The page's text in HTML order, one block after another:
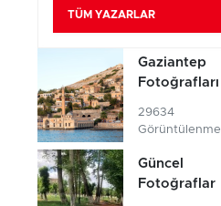
TÜM YAZARLAR
Gaziantep
Fotoğrafları
29634
Görüntülenme
Güncel
Fotoğraflar